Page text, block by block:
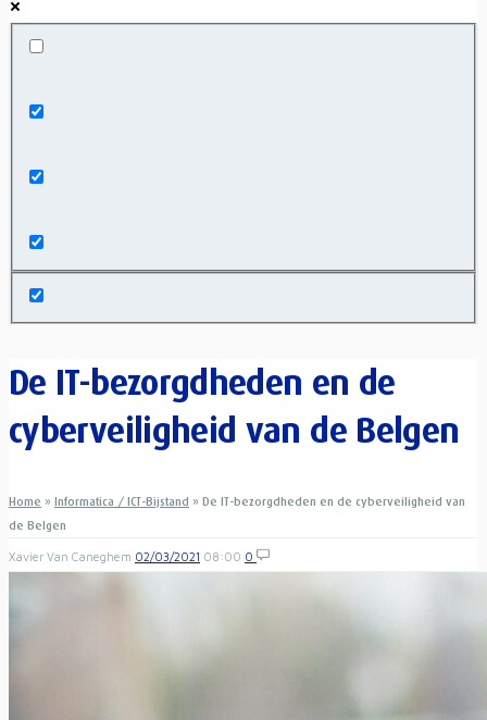
De IT-bezorgdheden en de
cyberveiligheid van de Belgen
Home » Informatica / ICT-Bijstand » De IT-bezorgdheden en de cyberveiligheid van
de Belgen
Xavier Van Caneghem 02/03/2021 08:00 0